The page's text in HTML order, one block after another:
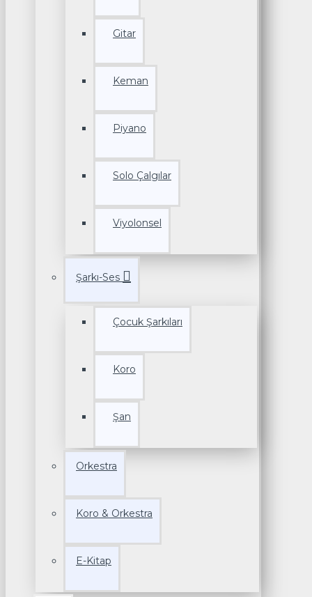
Gitar
Keman
Piyano
Solo Çalgılar
Viyolonsel
Şarkı-Ses
Çocuk Şarkıları
Koro
Şan
Orkestra
Koro & Orkestra
E-Kitap